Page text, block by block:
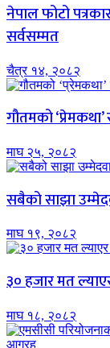
नेपाल फोटो
सर्वसम्मत
चैत्र १४, २०८२
गौतमको
माघ २५, २०८२
सबैको साझा
माघ १९, २०८२
३० हजार मत
माघ १८, २०८२